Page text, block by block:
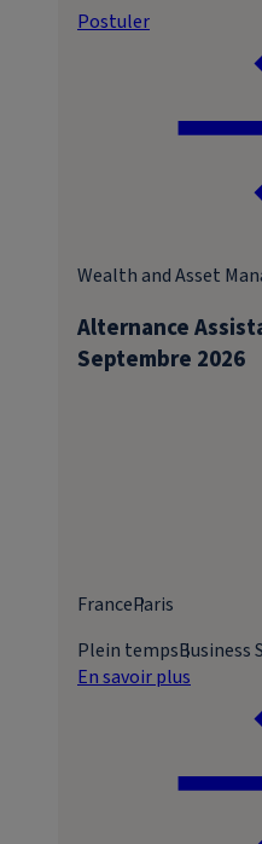
Postuler
Alternance
Septembre 2026
Wealth and Asset
FranceParis
Plein tempsBusiness
En savoir plus